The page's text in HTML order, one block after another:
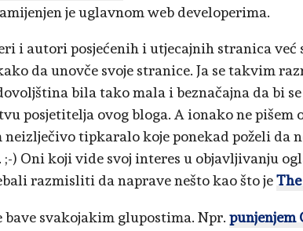
je uglavnom web developerima.
i autori posjećenih i utjecajnih stranica već
da unovče svoje stranice. Ja se takvim
bila tako mala i beznačajna da bi
posjetitelja ovog bloga. A ionako ne pišem
neizlječivo tipkaralo koje ponekad poželi da
) Oni koji vide svoj interes u objavljivanju
razmisliti da naprave nešto kao što je
bave svakojakim glupostima. Npr. punjenjem